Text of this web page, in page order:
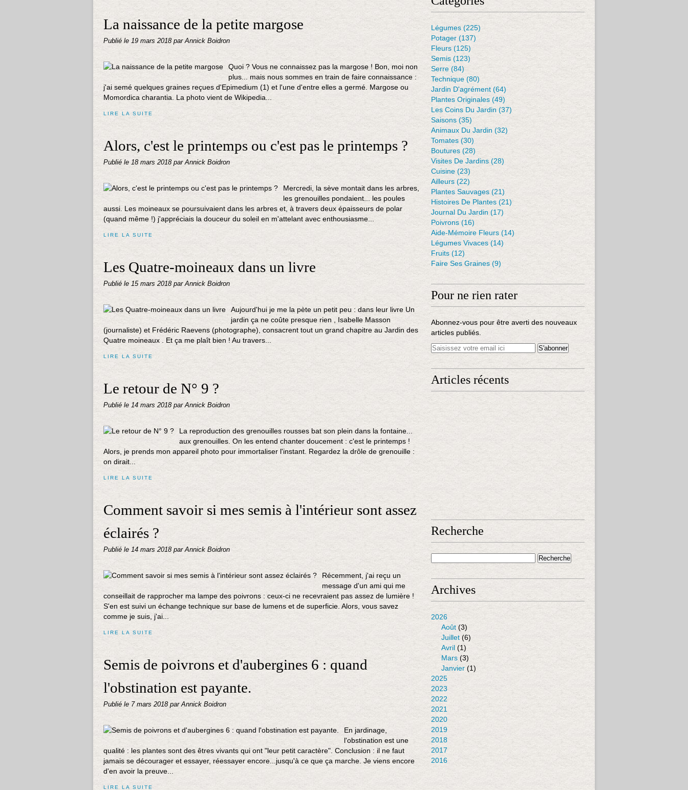
La naissance de la petite margose
Publié le 19 mars 2018 par Annick Boidron
Quoi ? Vous ne connaissez pas la margose ! Bon, moi non
plus... mais nous sommes en train de faire connaissance :
j'ai semé quelques graines reçues d'Epimedium (1) et l'une d'entre elles a germé. Margose ou
Momordica charantia. La photo vient de Wikipedia...
LIRE LA SUITE
Alors, c'est le printemps ou c'est pas le printemps ?
Publié le 18 mars 2018 par Annick Boidron
Mercredi, la sève montait dans les arbres,
les grenouilles pondaient... les poules
aussi. Les moineaux se poursuivaient dans les arbres et, à travers deux épaisseurs de polar
(quand même !) j'appréciais la douceur du soleil en m'attelant avec enthousiasme...
LIRE LA SUITE
Les Quatre-moineaux dans un livre
Publié le 15 mars 2018 par Annick Boidron
Aujourd'hui je me la pète un petit peu : dans leur livre Un
jardin ça ne coûte presque rien , Isabelle Masson
(journaliste) et Frédéric Raevens (photographe), consacrent tout un grand chapitre au Jardin des
Quatre moineaux . Et ça me plaît bien ! Au travers...
LIRE LA SUITE
Le retour de N° 9 ?
Publié le 14 mars 2018 par Annick Boidron
La reproduction des grenouilles rousses bat son plein dans la fontaine...
aux grenouilles. On les entend chanter doucement : c'est le printemps !
Alors, je prends mon appareil photo pour immortaliser l'instant. Regardez la drôle de grenouille :
on dirait...
LIRE LA SUITE
Comment savoir si mes semis à l'intérieur sont assez
éclairés ?
Publié le 14 mars 2018 par Annick Boidron
Récemment, j'ai reçu un
message d'un ami qui me
conseillait de rapprocher ma lampe des poivrons : ceux-ci ne recevraient pas assez de lumière !
S'en est suivi un échange technique sur base de lumens et de superficie. Alors, vous savez
comme je suis, j'ai...
LIRE LA SUITE
Semis de poivrons et d'aubergines 6 : quand
l'obstination est payante.
Publié le 7 mars 2018 par Annick Boidron
En jardinage,
l'obstination est une
qualité : les plantes sont des êtres vivants qui ont "leur petit caractère". Conclusion : il ne faut
jamais se décourager et essayer, réessayer encore...jusqu'à ce que ça marche. Je viens encore
d'en avoir la preuve...
LIRE LA SUITE
Légumes (225)
Potager (137)
Fleurs (125)
Semis (123)
Serre (84)
Technique (80)
Jardin D'agrément (64)
Plantes Originales (49)
Les Coins Du Jardin (37)
Saisons (35)
Animaux Du Jardin (32)
Tomates (30)
Boutures (28)
Visites De Jardins (28)
Cuisine (23)
Ailleurs (22)
Plantes Sauvages (21)
Histoires De Plantes (21)
Journal Du Jardin (17)
Poivrons (16)
Aide-Mémoire Fleurs (14)
Légumes Vivaces(14)
Fruits (12)
Faire Ses Graines (9)
Pour ne rien rater
Abonnez-vous pour être averti des nouveaux
articles publiés.
Articles récents
Recherche
Archives
2026
Août (3)
Juillet (6)
Avril (1)
Mars (3)
Janvier (1)
2025
2023
2022
2021
2020
2019
2018
2017
2016